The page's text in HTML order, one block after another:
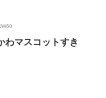
わマスコットすき